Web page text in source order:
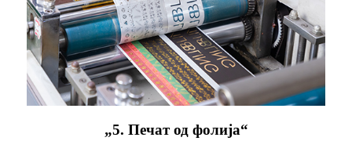
„5. Печат од фолија“